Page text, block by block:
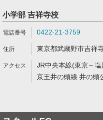
小学部 吉祥寺校
0422-21-3759
東京都武蔵野市吉祥
JR中央本線(東京～
京王井の頭線 井の頭